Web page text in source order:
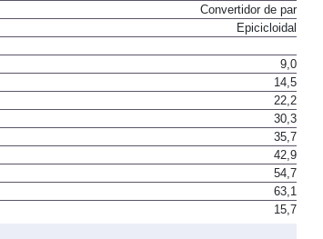
No disponible
Convertidor de par
9,0
14,5
22,2
30,3
35,7
42,9
54,7
63,1